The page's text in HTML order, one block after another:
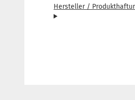
Hersteller /